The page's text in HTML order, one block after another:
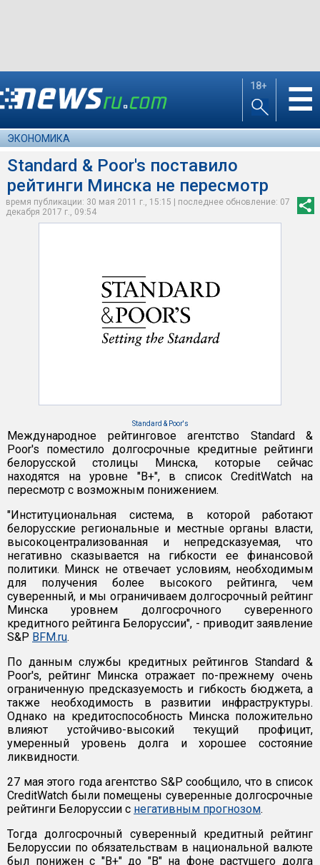
18+ ☰
ЭКОНОМИКА
Standard & Poor's поставило
рейтинги Минска не пересмотр
время публикации: 30 мая 2011 г., 15:15 | последнее обновление: 07
декабря 2017 г., 09:54
Standard & Poor's
Международное рейтинговое агентство Standard &
Poor's поместило долгосрочные кредитные рейтинги
белорусской столицы Минска, которые сейчас
находятся на уровне "В+", в список CreditWatch на
пересмотр с возможным понижением.
"Институциональная система, в которой работают
белорусские региональные и местные органы власти,
высокоцентрализованная и непредсказуемая, что
негативно сказывается на гибкости ее финансовой
политики. Минск не отвечает условиям, необходимым
для получения более высокого рейтинга, чем
суверенный, и мы ограничиваем долгосрочный рейтинг
Минска уровнем долгосрочного суверенного
кредитного рейтинга Белоруссии", - приводит заявление
S&P BFM.ru.
По данным службы кредитных рейтингов Standard &
Poor's, рейтинг Минска отражает по-прежнему очень
ограниченную предсказуемость и гибкость бюджета, а
также необходимость в развитии инфраструктуры.
Однако на кредитоспособность Минска положительно
влияют устойчиво-высокий текущий профицит,
умеренный уровень долга и хорошее состояние
ликвидности.
27 мая этого года агентство S&P сообщило, что в список
CreditWatch были помещены суверенные долгосрочные
рейтинги Белоруссии с негативным прогнозом.
Тогда долгосрочный суверенный кредитный рейтинг
Белоруссии по обязательствам в национальной валюте
был понижен с "В+" до "В" на фоне растущего долга